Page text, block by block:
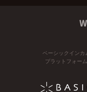
ベーシックインカ
プラットフォーム